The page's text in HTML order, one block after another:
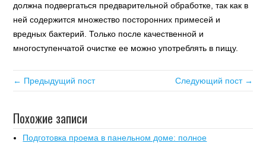
должна подвергаться предварительной обработке, так как в
ней содержится множество посторонних примесей и
вредных бактерий. Только после качественной и
многоступенчатой очистке ее можно употреблять в пищу.
← Предыдущий пост Следующий пост →
Похожие записи
Подготовка проема в панельном доме: полное